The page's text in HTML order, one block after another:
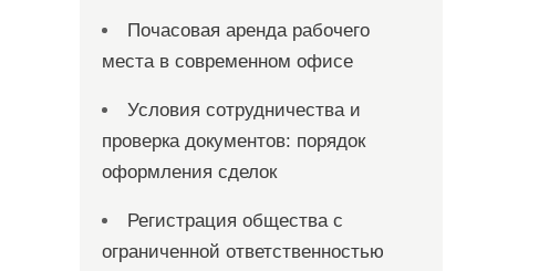
Почасовая аренда рабочего
места в современном офисе
Условия сотрудничества и
проверка документов: порядок
оформления сделок
Регистрация общества с
ограниченной ответственностью